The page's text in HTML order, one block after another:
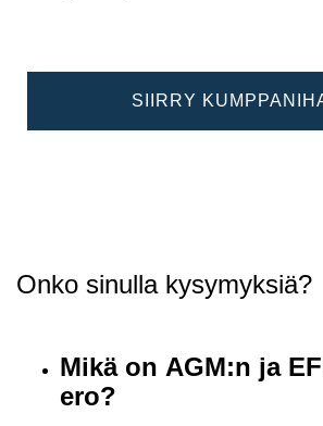
SIIRRY
Onko sinulla kysymyksiä?
Mikä on AGM:n ja
ero?